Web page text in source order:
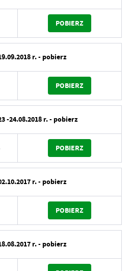
POBIERZ
r. - pobierz
POBIERZ
-24.08.2018 r. - pobierz
POBIERZ
r. - pobierz
POBIERZ
r. - pobierz